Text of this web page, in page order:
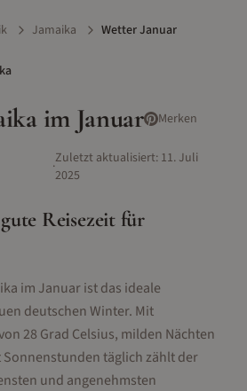
Jamaika Wetter Januar
im Januar Merken
·Zuletzt aktualisiert: 11. Juli
2025
Reisezeit für
im Januar ist das ideale
deutschen Winter. Mit
28 Grad Celsius, milden Nächten
Sonnenstunden täglich zählt der
und angenehmsten